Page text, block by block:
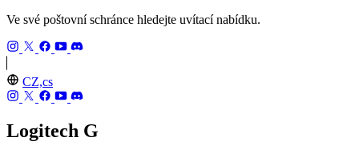
Ve své poštovní schránce hledejte uvítací nabídku.
CZ,cs
Logitech G